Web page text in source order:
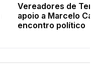
Vereadores de
apoio a Marcelo
encontro político